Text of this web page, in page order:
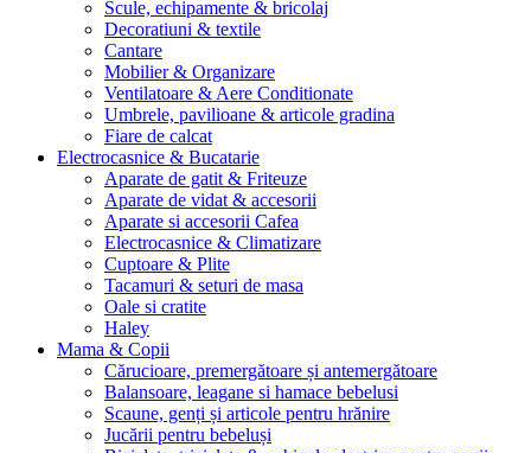
Scule, echipamente & bricolaj
Decoratiuni & textile
Cantare
Mobilier & Organizare
Ventilatoare & Aere Conditionate
Umbrele, pavilioane & articole gradina
Fiare de calcat
Electrocasnice & Bucatarie
Aparate de gatit & Friteuze
Aparate de vidat & accesorii
Aparate si accesorii Cafea
Electrocasnice & Climatizare
Cuptoare & Plite
Tacamuri & seturi de masa
Oale si cratite
Haley
Mama & Copii
Cărucioare, premergătoare și antemergătoare
Balansoare, leagane si hamace bebelusi
Scaune, genți și articole pentru hrănire
Jucării pentru bebeluși